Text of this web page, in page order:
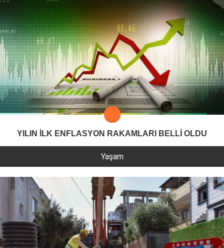
YILIN İLK ENFLASYON RAKAMLARI BELLİ OLDU
Yaşam